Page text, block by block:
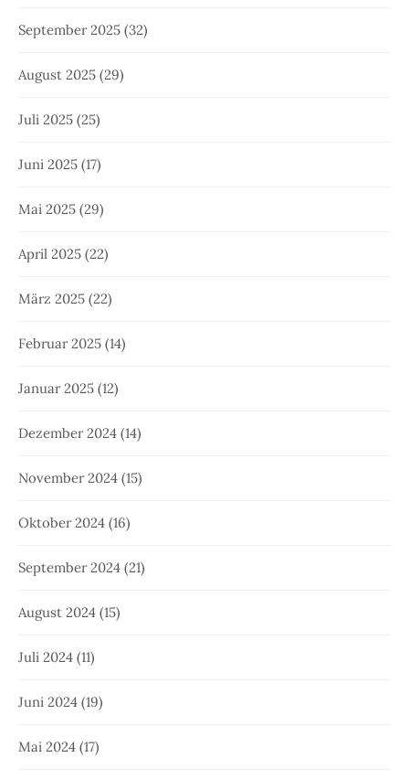
September 2025 (32)
August 2025 (29)
Juli 2025 (25)
Juni 2025 (17)
Mai 2025 (29)
April 2025 (22)
März 2025 (22)
Februar 2025 (14)
Januar 2025 (12)
Dezember 2024 (14)
November 2024 (15)
Oktober 2024 (16)
September 2024 (21)
August 2024 (15)
Juli 2024 (11)
Juni 2024 (19)
Mai 2024 (17)